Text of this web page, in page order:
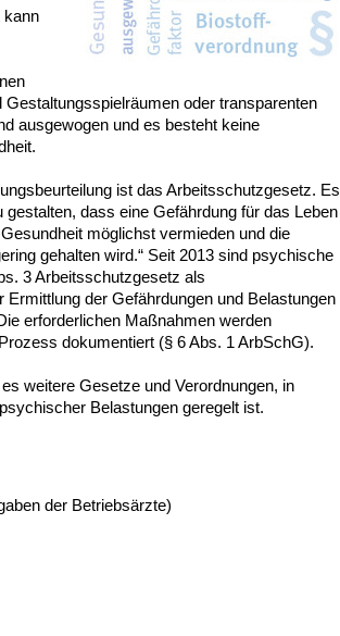
kann
oder transparenten
ausgewogen und es besteht keine
ist das Arbeitsschutzgesetz. Es
gestalten, dass eine Gefährdung für das Leben
möglichst vermieden und die
gehalten wird.“ Seit 2013 sind psychische
3 Arbeitsschutzgesetz als
der Gefährdungen und Belastungen
erforderlichen Maßnahmen werden
dokumentiert (§ 6 Abs. 1 ArbSchG).
weitere Gesetze und Verordnungen, in
Belastungen geregelt ist.
der Betriebsärzte)